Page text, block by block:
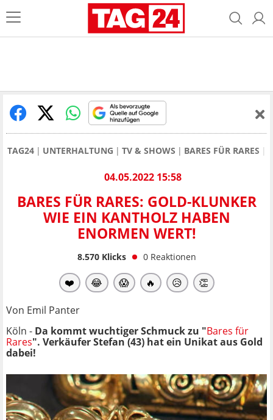
TAG24 UNTERHALTUNG TV & SHOWS BARES FÜR RARES
04.05.2022 15:58
BARES FÜR RARES: GOLD-KLUNKER
WIE EIN KANTHOLZ HABEN
ENORMEN WERT!
8.570Klicks 0 Reaktionen
❤️ 😂 😱 🔥 😥 👏
Von Emil Panter
Köln - Da kommt wuchtiger Schmuck zu "Bares für
Rares". Verkäufer Stefan (43) hat ein Unikat aus Gold
dabei!